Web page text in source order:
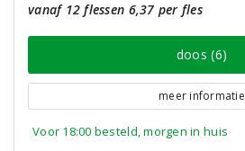
vanaf 12 flessen 6,37 per fles
doos (6)
meer informatie
Voor 18:00 besteld, morgen in huis